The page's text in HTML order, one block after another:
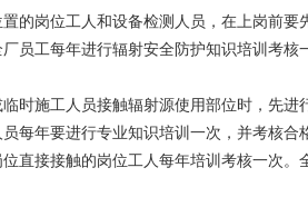
岗位工人和设备检测人员，在上岗前要
工每年进行辐射安全防护知识培训考核
施工人员接触辐射源使用部位时，先进
年要进行专业知识培训一次，并考核合
接接触的岗位工人每年培训考核一次。